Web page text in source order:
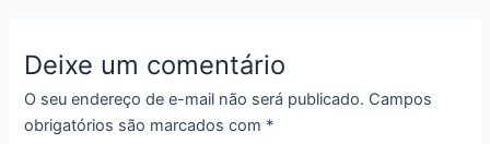
Deixe um comentário
O seu endereço de e-mail não será publicado. Campos
obrigatórios são marcados com *